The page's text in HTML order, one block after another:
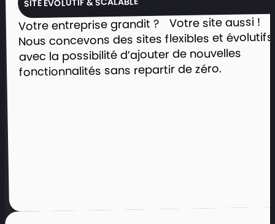
cocktails, buffets, repas d’entreprises
et réceptions privées.
Simplifier la demande de devis et la
prise de contact en quelques clics.
Partager l’actualité gourmande et les
Votre entreprise grandit ? Votre site aussi !
Nous concevons des sites flexibles et
avec la possibilité d’ajouter de nouvelles
fonctionnalités sans repartir de zéro.